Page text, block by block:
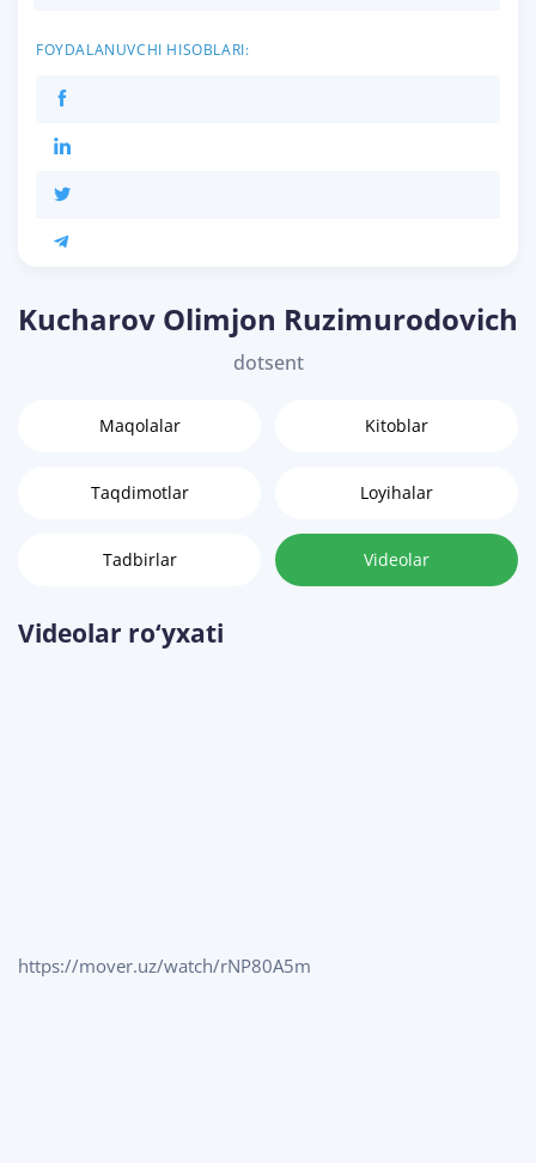
FOYDALANUVCHI HISOBLARI:
Kucharov Olimjon Ruzimurodovich
dotsent
Maqolalar Kitoblar
Taqdimotlar Loyihalar
Tadbirlar Videolar
Videolar ro‘yxati
https://mover.uz/watch/rNP80A5m